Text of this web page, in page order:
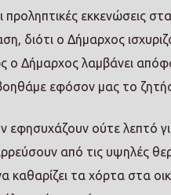
εκκενώσεις
διότι ο Δήμαρχος
ο Δήμαρχος λαμβάνει
εφόσον μας το
ούτε λεπτό
από τις υψηλές
καθαρίζει τα χόρτα στα